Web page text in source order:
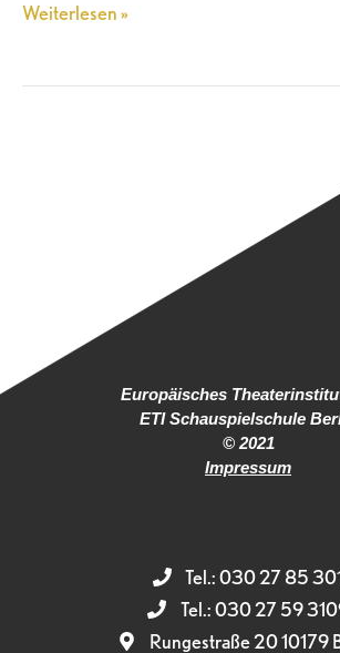
Weiterlesen »
Europäisches
ETI Schauspielschule
© 2021
Impressum
Tel.: 030 27 85
Tel.: 030 27 59
Rungestraße 20 10179